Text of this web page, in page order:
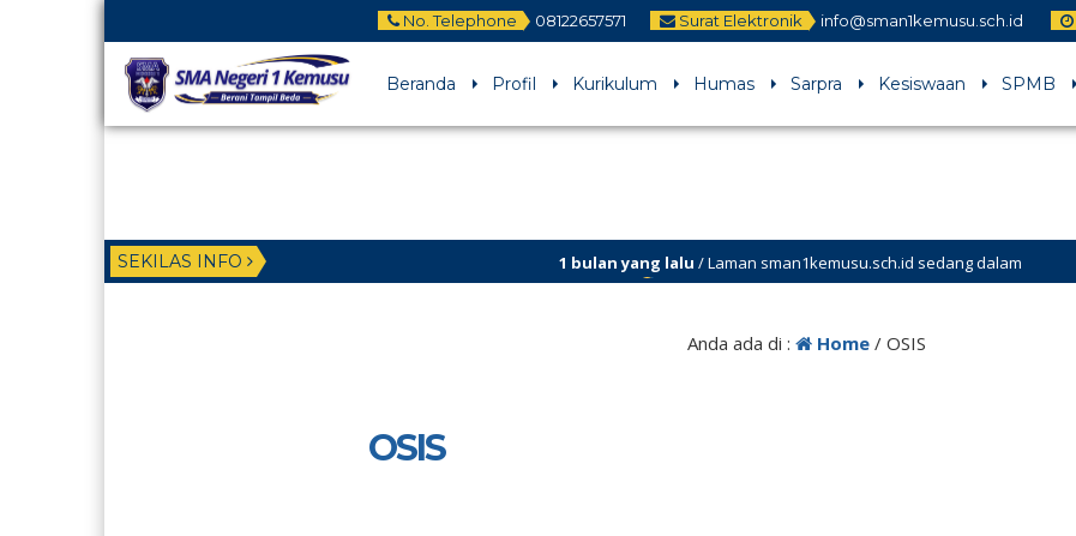
No. Telephone 08122657571 Surat Elektronik info@sman1kemusu.sch.id
Beranda Profil Kurikulum Humas Sarpra Kesiswaan SPMB
SEKILAS INFO 1 bulan yang lalu/ Laman sman1kemusu.sch.id sedang dalam
perbaikan
Anda ada di : Home/ OSIS
OSIS